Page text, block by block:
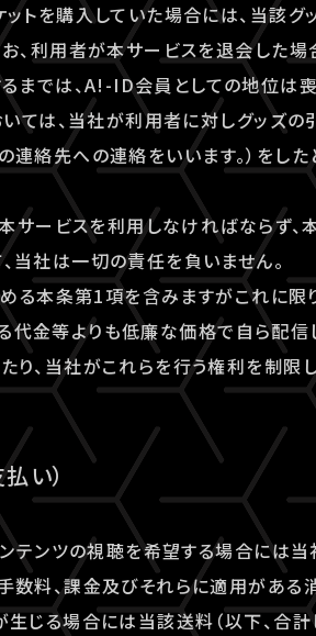
トを購入していた場合には、当該グ
、利用者が本サービスを退会した場
までは、A!-ID会員としての地位は喪
ては、当社が利用者に対しグッズの
絡先への連絡をいいます。）をした
サービスを利用しなければならず、
当社は一切の責任を負いません。
本条第1項を含みますがこれに限り
金等よりも低廉な価格で自ら配信
、当社がこれらを行う権利を制限
い）
テンツの視聴を希望する場合には
数料、課金及びそれらに適用がある
じる場合には当該送料（以下、合